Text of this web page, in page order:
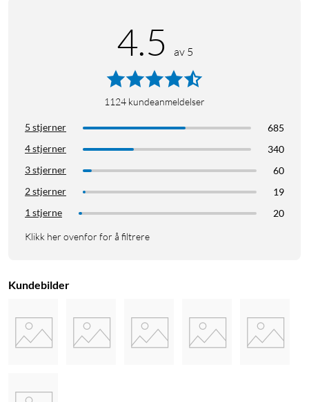
Wifi6 Wi-fi 6
4.5 av 5
1124 kundeanmeldelser
5 stjerner
685
4 stjerner
340
3 stjerner
60
2 stjerner
19
1 stjerne
20
Klikk her ovenfor for å filtrere
Kundebilder